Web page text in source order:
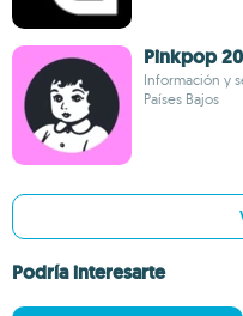
Pinkpop
Información y
Países Bajos
Podría interesarte